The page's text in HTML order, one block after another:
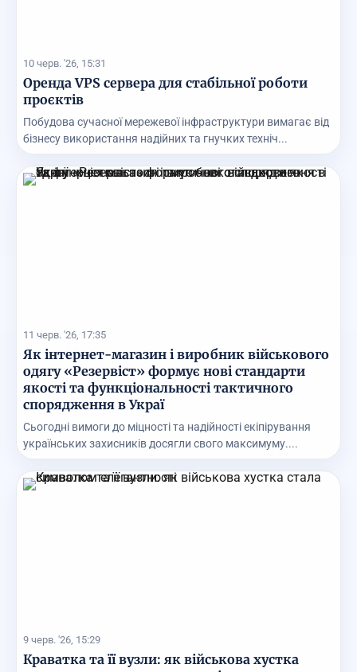
10 черв. '26, 15:31
Оренда VPS сервера для стабільної роботи
проєктів
Побудова сучасної мережевої інфраструктури вимагає від
бізнесу використання надійних та гнучких техніч...
11 черв. '26, 17:35
Як інтернет-магазин і виробник військового
одягу «Резервіст» формує нові стандарти
якості та функціональності тактичного
спорядження в Украї
Сьогодні вимоги до міцності та надійності екіпірування
українських захисників досягли свого максимуму....
9 черв. '26, 15:29
Краватка та її вузли: як військова хустка